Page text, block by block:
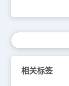
需要，选择合适的点样式。 点击【确定
置。 在【默认】
钮，指定线段长
点击【绘图】面
在【默认】选项
系统自动弹出【
相关标签